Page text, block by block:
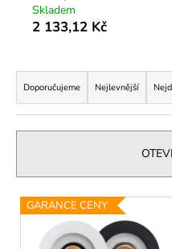
Skladem
2 133,12 Kč
Ř
a
z
e
í
p
r
Doporučujeme Nejlevnější
VGARANCE CENY
a
í
t
HLEDAT